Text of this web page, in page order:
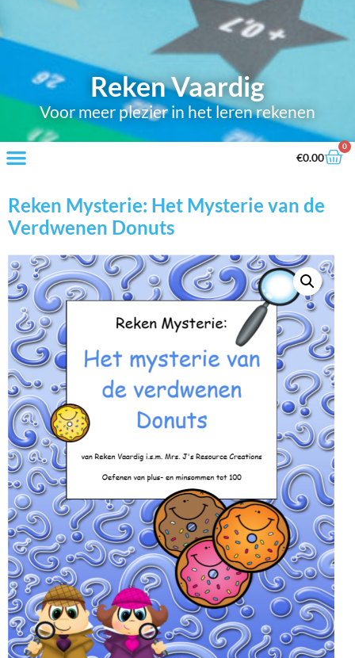
Reken Vaardig
Voor meer plezier in het leren rekenen
€0.00
0
Reken Mysterie: Het Mysterie van de
Verdwenen Donuts